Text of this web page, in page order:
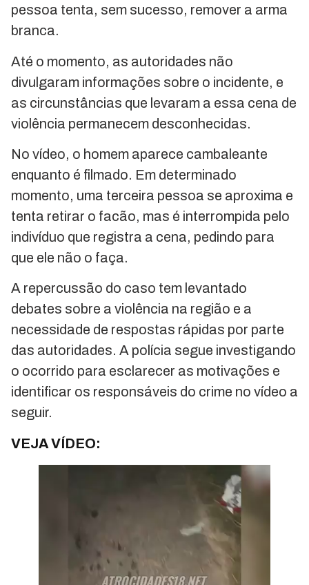
pessoa tenta, sem sucesso, remover a arma
branca.
Até o momento, as autoridades não
divulgaram informações sobre o incidente, e
as circunstâncias que levaram a essa cena de
violência permanecem desconhecidas.
No vídeo, o homem aparece cambaleante
enquanto é filmado. Em determinado
momento, uma terceira pessoa se aproxima e
tenta retirar o facão, mas é interrompida pelo
indivíduo que registra a cena, pedindo para
que ele não o faça.
A repercussão do caso tem levantado
debates sobre a violência na região e a
necessidade de respostas rápidas por parte
das autoridades. A polícia segue investigando
o ocorrido para esclarecer as motivações e
identificar os responsáveis do crime no vídeo a
seguir.
VEJA VÍDEO: